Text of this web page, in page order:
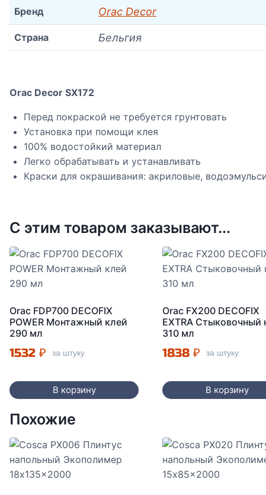
Бренд Orac Decor
Страна Бельгия
Orac Decor SX172
Перед покраской не требуется грунтовать
Установка при помощи клея
100% водостойкий материал
Легко обрабатывать и устанавливать
Краски для окрашивания: акриловые,
С этим товаром заказывают...
Orac FDP700 DECOFIX
POWER Монтажный клей
290 мл
1532 ₽ за штуку
В корзину
Orac FX200 DECOFIX
EXTRA Стыковочный
310 мл
1838₽ за штуку
В корзину
Похожие